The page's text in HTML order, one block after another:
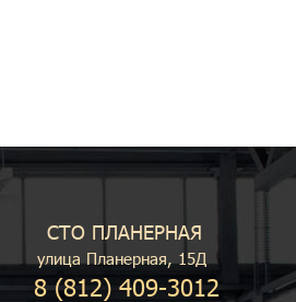
СТО ПЛАНЕРНАЯ
улица Планерная, 15Д
8 (812) 409-3012